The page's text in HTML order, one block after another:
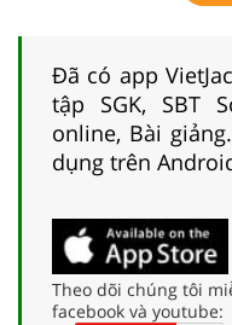
Đã có app
tập SGK, SBT
online, Bài
dụng trên
Theo dõi chúng tôi
facebook và youtube: